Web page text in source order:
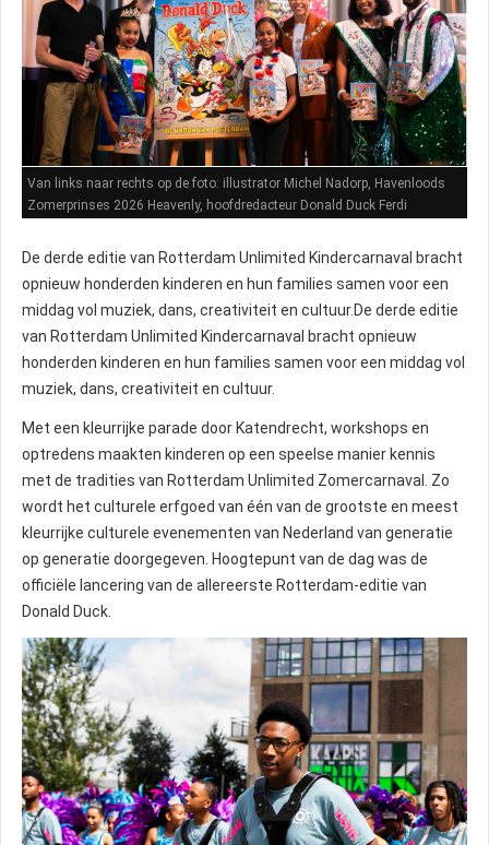
Van links naar rechts op de foto: illustrator Michel Nadorp, Havenloods
Zomerprinses 2026 Heavenly, hoofdredacteur Donald Duck Ferdi
Queen Mireyna en King Shay van Rotterdam Unlimited Zomercarnaval
Rotterdam Unlimited Kindercarnaval. Fotografie: Bureau Vermaeck
De derde editie van Rotterdam Unlimited Kindercarnaval bracht
opnieuw honderden kinderen en hun families samen voor een
middag vol muziek, dans, creativiteit en cultuur.De derde editie
van Rotterdam Unlimited Kindercarnaval bracht opnieuw
honderden kinderen en hun families samen voor een middag vol
muziek, dans, creativiteit en cultuur.
Met een kleurrijke parade door Katendrecht, workshops en
optredens maakten kinderen op een speelse manier kennis
met de tradities van Rotterdam Unlimited Zomercarnaval. Zo
wordt het culturele erfgoed van één van de grootste en meest
kleurrijke culturele evenementen van Nederland van generatie
op generatie doorgegeven. Hoogtepunt van de dag was de
officiële lancering van de allereerste Rotterdam-editie van
Donald Duck.